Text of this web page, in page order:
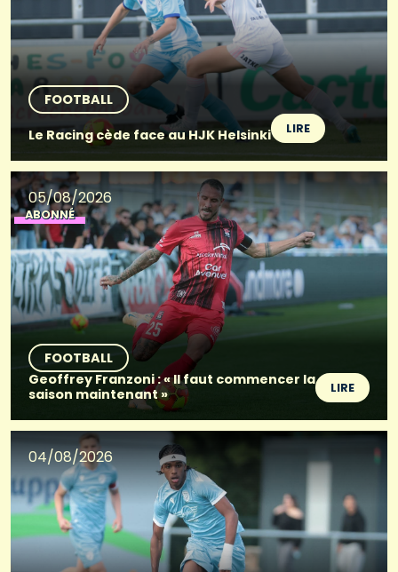
FOOTBALL
Le Racing cède face au HJK Helsinki
LIRE
05/08/2026
ABONNÉ
FOOTBALL
Geoffrey Franzoni : « Il faut commencer la
saison maintenant »
LIRE
04/08/2026